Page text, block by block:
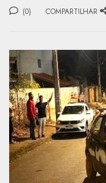
(0) COMPARTILHAR